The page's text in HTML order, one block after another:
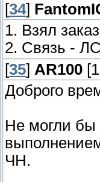
[34]
1. Взял
2. Связь -
[35] AR100
Доброго
Не могли бы
ЧН.